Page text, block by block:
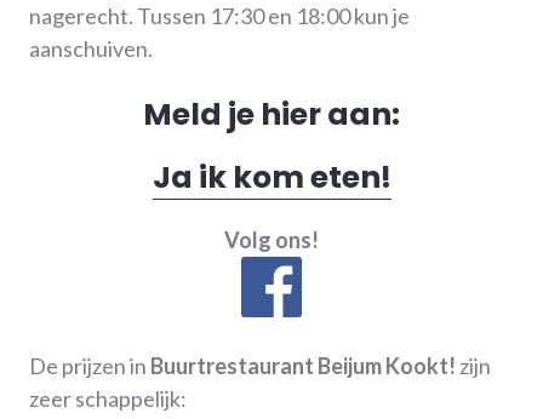
nagerecht. Tussen 17:30 en 18:00 kun je
aanschuiven.
Meld je hier aan:
Ja ik kom eten!
Volg ons!
De prijzen in Buurtrestaurant Beijum Kookt! zijn
zeer schappelijk: